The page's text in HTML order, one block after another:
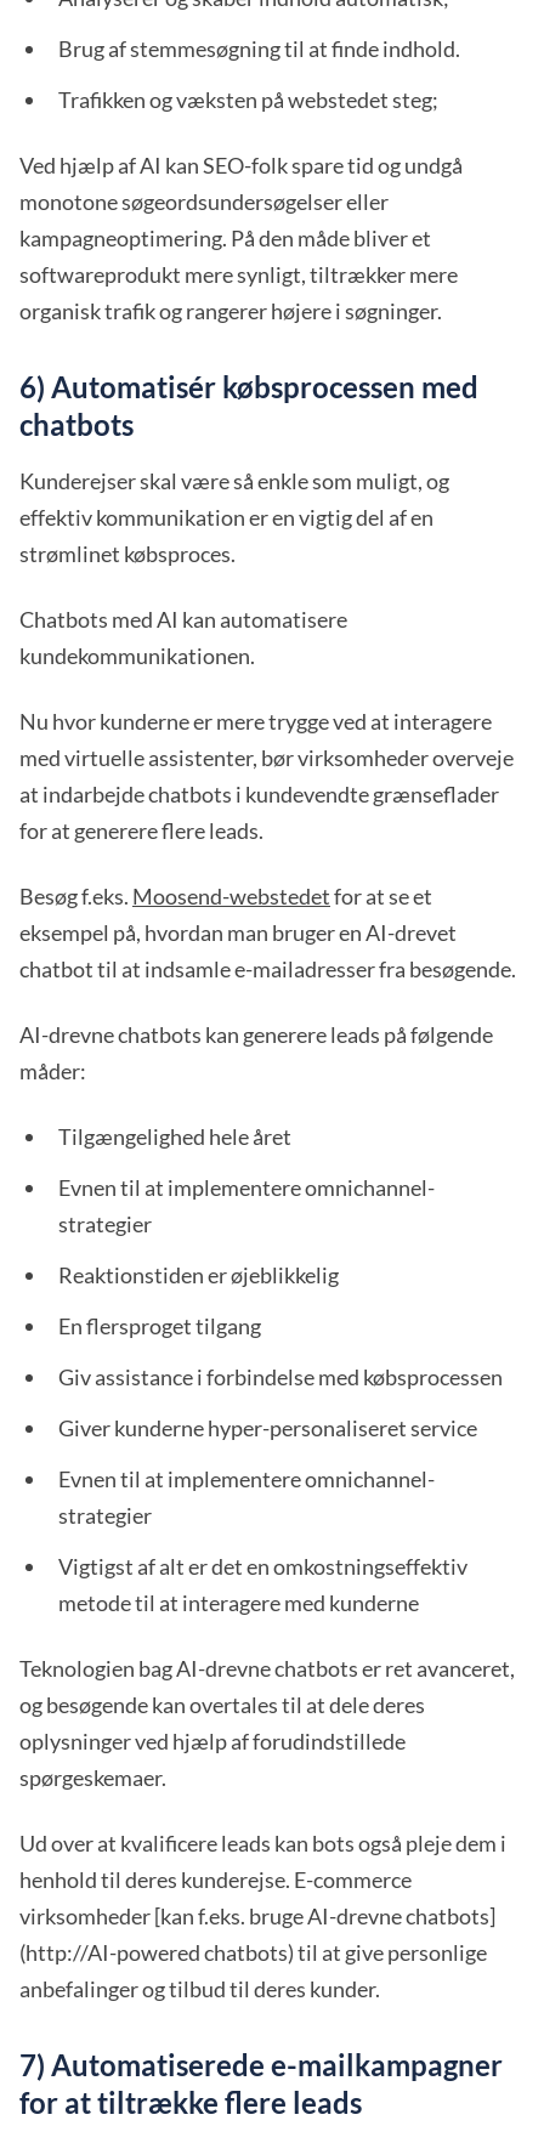
Brug af stemmesøgning til at finde indhold.
Trafikken og væksten på webstedet steg;
Ved hjælp af AI kan SEO-folk spare tid og undgå
monotone søgeordsundersøgelser eller
kampagneoptimering. På den måde bliver et
softwareprodukt mere synligt, tiltrækker mere
organisk trafik og rangerer højere i søgninger.
6) Automatisér købsprocessen med
chatbots
Kunderejser skal være så enkle som muligt, og
effektiv kommunikation er en vigtig del af en
strømlinet købsproces.
Chatbots med AI kan automatisere
kundekommunikationen.
Nu hvor kunderne er mere trygge ved at interagere
med virtuelle assistenter, bør virksomheder overveje
at indarbejde chatbots i kundevendte grænseflader
for at generere flere leads.
Besøg f.eks. Moosend-webstedetfor at se et
eksempel på, hvordan man bruger en AI-drevet
chatbot til at indsamle e-mailadresser fra besøgende.
AI-drevne chatbots kan generere leads på følgende
måder:
Tilgængelighed hele året
Evnen til at implementere omnichannel-
strategier
Reaktionstiden er øjeblikkelig
En flersproget tilgang
Giv assistance i forbindelse med købsprocessen
Giver kunderne hyper-personaliseret service
Evnen til at implementere omnichannel-
strategier
Vigtigst af alt er det en omkostningseffektiv
metode til at interagere med kunderne
Teknologien bag AI-drevne chatbots er ret avanceret,
og besøgende kan overtales til at dele deres
oplysninger ved hjælp af forudindstillede
spørgeskemaer.
Ud over at kvalificere leads kan bots også pleje dem i
henhold til deres kunderejse. E-commerce
virksomheder [kan f.eks. bruge AI-drevne chatbots]
(http://AI-powered chatbots) til at give personlige
anbefalinger og tilbud til deres kunder.
7) Automatiserede e-mailkampagner
for at tiltrække flere leads